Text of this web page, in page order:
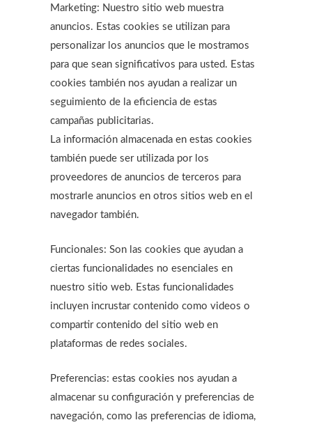
Marketing: Nuestro sitio web muestra
anuncios. Estas cookies se utilizan para
personalizar los anuncios que le mostramos
para que sean significativos para usted. Estas
cookies también nos ayudan a realizar un
seguimiento de la eficiencia de estas
campañas publicitarias.
La información almacenada en estas cookies
también puede ser utilizada por los
proveedores de anuncios de terceros para
mostrarle anuncios en otros sitios web en el
navegador también.
Funcionales: Son las cookies que ayudan a
ciertas funcionalidades no esenciales en
nuestro sitio web. Estas funcionalidades
incluyen incrustar contenido como videos o
compartir contenido del sitio web en
plataformas de redes sociales.
Preferencias: estas cookies nos ayudan a
almacenar su configuración y preferencias de
navegación, como las preferencias de idioma,